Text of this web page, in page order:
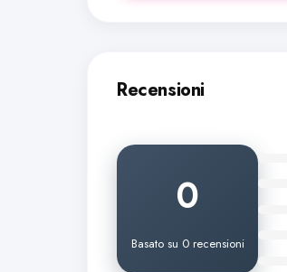
Recensioni
0
Basato su 0 recensioni